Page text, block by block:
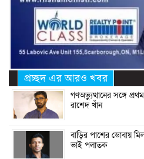
প্রচ্ছদ এর আরও খবর
গণঅভ্যুত্থানের সঙ্গে
রাশেদ খাঁন
বাড়ির পাশের ডোবায়
ভাই পলাতক